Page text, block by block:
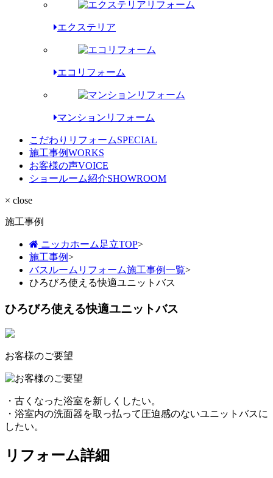
エクステリア
エコリフォーム
マンションリフォーム
こだわりリフォームSPECIAL
施工事例WORKS
お客様の声VOICE
ショールーム紹介SHOWROOM
× close
施工事例
ニッカホーム足立TOP>
施工事例>
バスルームリフォーム施工事例一覧>
ひろびろ使える快適ユニットバス
ひろびろ使える快適ユニットバス
お客様のご要望
・古くなった浴室を新しくしたい。
・浴室内の洗面器を取っ払って圧迫感のないユニットバスに
したい。
リフォーム詳細